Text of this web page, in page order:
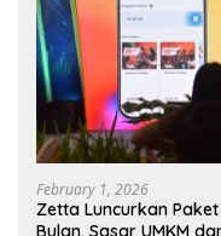
February 1, 2026
Zetta Luncurkan
Bulan, Sasar UMKM